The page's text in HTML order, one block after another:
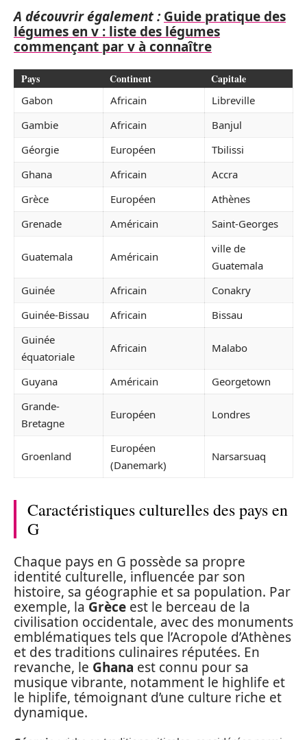
A découvrir également : Guide pratique des
légumes en v : liste des légumes
commençant par v à connaître
Pays Continent Capitale
Gabon Africain
Libreville
Gambie
Africain
Banjul
Géorgie
Européen
Tbilissi
Ghana
Africain
Accra
Grèce
Européen
Athènes
Grenade
Américain Saint-Georges
Guatemala Américain
ville de
Guatemala
Guinée
Africain
Conakry
Guinée-Bissau
Africain
Bissau
Guinée
équatoriale
Africain Malabo
Guyana Américain
Georgetown
Grande-
Bretagne
Européen Londres
Groenland
Européen
(Danemark)
Narsarsuaq
Caractéristiques culturelles des pays en
G
Chaque pays en G possède sa propre
identité culturelle, influencée par son
histoire, sa géographie et sa population. Par
exemple, la Grèce est le berceau de la
civilisation occidentale, avec des monuments
emblématiques tels que l’Acropole d’Athènes
et des traditions culinaires réputées. En
revanche, le Ghana est connu pour sa
musique vibrante, notamment le highlife et
le hiplife, témoignant d’une culture riche et
dynamique.